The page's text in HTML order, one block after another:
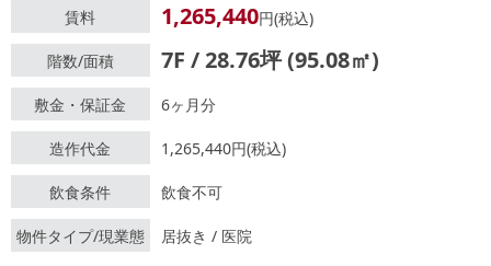
賃料 1,265,440円(税込)
階数/面積 7F / 28.76坪 (95.08㎡)
敷金・保証金 6ヶ月分
造作代金 1,265,440円(税込)
飲食条件 飲食不可
物件タイプ/現業態 居抜き / 医院